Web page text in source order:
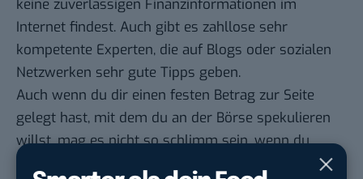
keine zuverlässigen Finanzinformationen im
Internet findest. Auch gibt es zahllose sehr
kompetente Experten, die auf Blogs oder sozialen
Netzwerken sehr gute Tipps geben.
Auch wenn du dir einen festen Betrag zur Seite
gelegt hast, mit dem du an der Börse spekulieren
willst, mag es nicht so schlimm sein, wenn du
beliebigen Finanztipps auf Reddit und Co. folgst und